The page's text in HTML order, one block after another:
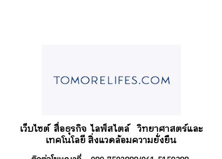
เว็บไซต์ สื่อธุรกิจไลฟ์สไตล์ วิทยาศาสตร์และ
เทคโนโลยี สิ่งแวดล้อมความยั่งยืน